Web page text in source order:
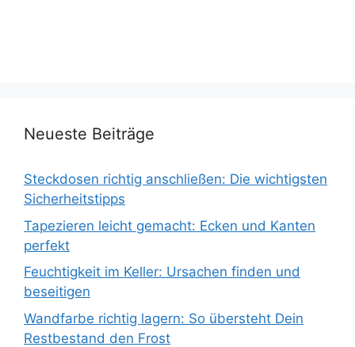
Neueste Beiträge
Steckdosen richtig anschließen: Die wichtigsten
Sicherheitstipps
Tapezieren leicht gemacht: Ecken und Kanten
perfekt
Feuchtigkeit im Keller: Ursachen finden und
beseitigen
Wandfarbe richtig lagern: So übersteht Dein
Restbestand den Frost